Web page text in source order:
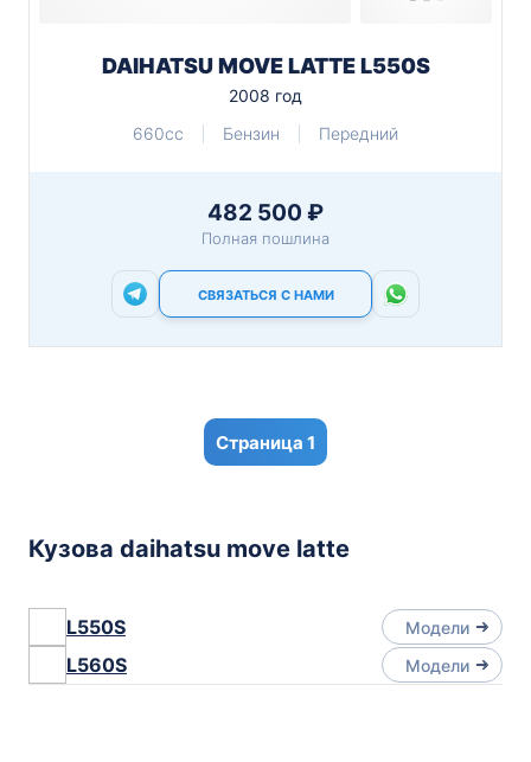
DAIHATSU MOVE LATTE L550S
2008 год
660cc
Бензин Передний
482 500 ₽
Полная пошлина
СВЯЗАТЬСЯ С НАМИ
1
Кузова daihatsu move latte
L550S Модели
L560S Модели